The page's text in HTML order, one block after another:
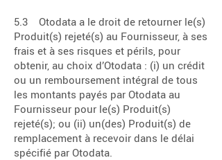
5.3 Otodata a le droit de retourner le(s)
Produit(s) rejeté(s) au Fournisseur, à ses
frais et à ses risques et périls, pour
obtenir, au choix d’Otodata : (i) un crédit
ou un remboursement intégral de tous
les montants payés par Otodata au
Fournisseur pour le(s) Produit(s)
rejeté(s); ou (ii) un(des) Produit(s) de
remplacement à recevoir dans le délai
spécifié par Otodata.